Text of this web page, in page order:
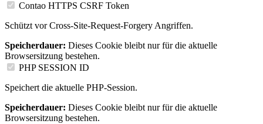
Contao HTTPS CSRF Token
Schützt vor Cross-Site-Request-Forgery Angriffen.
Speicherdauer: Dieses Cookie bleibt nur für die aktuelle
Browsersitzung bestehen.
PHP SESSION ID
Speichert die aktuelle PHP-Session.
Speicherdauer: Dieses Cookie bleibt nur für die aktuelle
Browsersitzung bestehen.